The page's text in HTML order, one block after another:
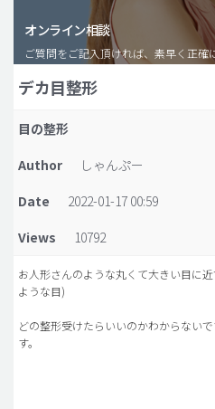
脂肪注入(アンチエイジング)
豊胸手術・バストアップ
プチ整形
idリアルストーリー
idニュース
病院紹介
安全整形
料金一覧
ご相談のお問い合わせ
オンライン相談
ご質問をご記入頂ければ、素早く正確
デカ目整形
目の整形
Author
しゃんぷー
Date
2022-01-17 00:59
Views
10792
お人形さんのような丸くて大きい目に
ような目)
どの整形受けたらいいのかわからない
す。